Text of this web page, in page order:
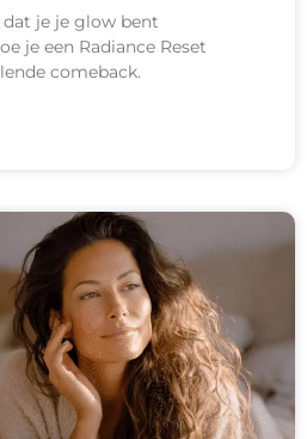
je je glow bent
je een Radiance Reset
comeback.